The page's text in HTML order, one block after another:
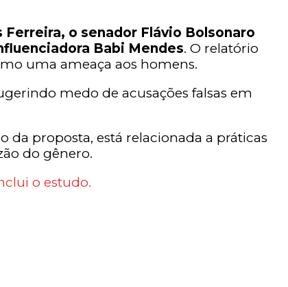
o senador Flávio Bolsonaro
Babi Mendes. O relatório
uma ameaça aos homens.
medo de acusações falsas em
da proposta, está relacionada a práticas
do gênero.
o estudo.